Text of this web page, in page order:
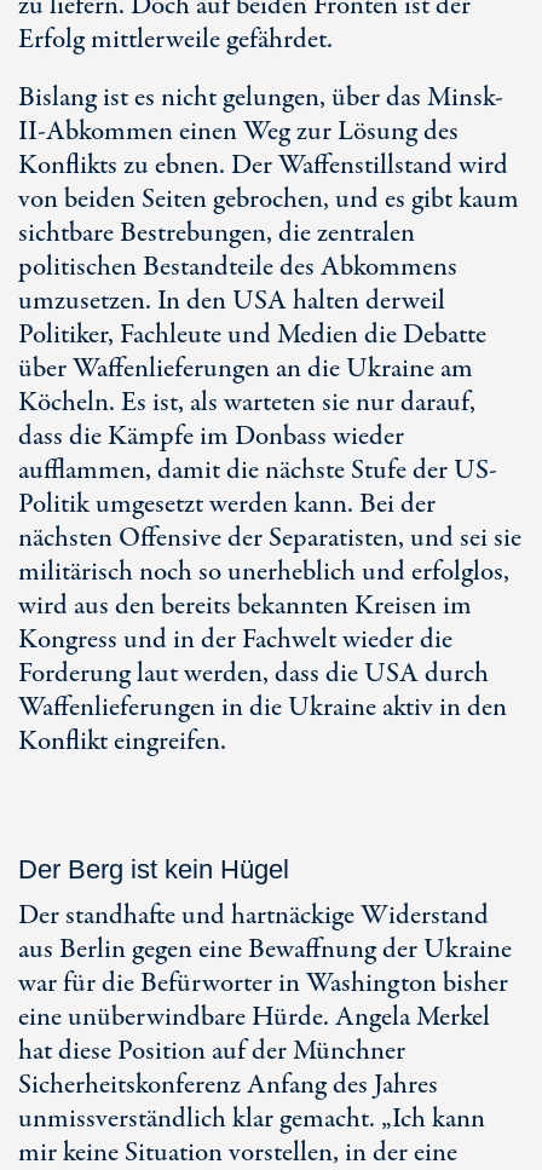
Erfolg mittlerweile gefährdet.
Bislang ist es nicht gelungen, über das Minsk-
II-Abkommen einen Weg zur Lösung des
Konflikts zu ebnen. Der Waffenstillstand wird
von beiden Seiten gebrochen, und es gibt kaum
sichtbare Bestrebungen, die zentralen
politischen Bestandteile des Abkommens
umzusetzen. In den USA halten derweil
Politiker, Fachleute und Medien die Debatte
über Waffenlieferungen an die Ukraine am
Köcheln. Es ist, als warteten sie nur darauf,
dass die Kämpfe im Donbass wieder
aufflammen, damit die nächste Stufe der US-
Politik umgesetzt werden kann. Bei der
nächsten Offensive der Separatisten, und sei sie
militärisch noch so unerheblich und erfolglos,
wird aus den bereits bekannten Kreisen im
Kongress und in der Fachwelt wieder die
Forderung laut werden, dass die USA durch
Waffenlieferungen in die Ukraine aktiv in den
Konflikt eingreifen.
Der Berg ist kein Hügel
Der standhafte und hartnäckige Widerstand
aus Berlin gegen eine Bewaffnung der Ukraine
war für die Befürworter in Washington bisher
eine unüberwindbare Hürde. Angela Merkel
hat diese Position auf der Münchner
Sicherheitskonferenz Anfang des Jahres
unmissverständlich klar gemacht. „Ich kann
mir keine Situation vorstellen, in der eine